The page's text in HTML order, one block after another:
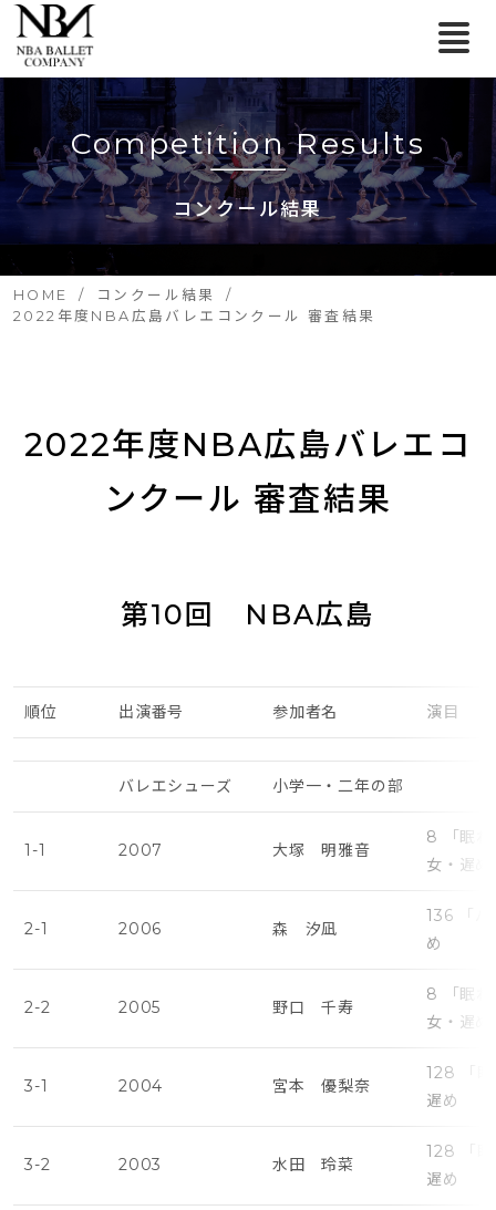
Competition Results
コンクール結果
HOME
コンクール結果
2022年度NBA広島バレエコンクール 審査結果
2022年度NBA広島バレエコ
ンクール 審査結果
第10回 NBA広島
順位 出演番号 参加者名 演目
バレエシューズ 小学一・二年の部
1-1 2007 大塚 明雅音
8 「眠れ
女・遅め
2-1 2006 森 汐凪
136 「パ
め
2-2 2005 野口 千寿
8 「眠れ
女・遅め
3-1 2004 宮本 優梨奈
128 「
遅め
3-2 2003 水田 玲菜
128 「
遅め